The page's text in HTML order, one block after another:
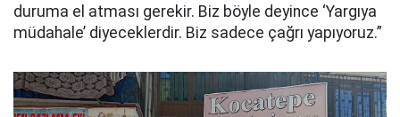
duruma el atması gerekir. Biz böyle deyince ‘Yargıya
müdahale’ diyeceklerdir. Biz sadece çağrı yapıyoruz.”